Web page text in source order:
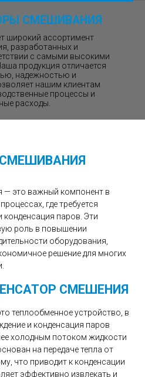
СМЕШИВАНИЯ
широкий ассортимент
разработанных и
с самыми высокими
продукция отличается
надежностью и
нашим клиентам
процессы и
расходы.
— это важный компонент в
где требуется
паров. Эти
роль в повышении
оборудования,
решение для многих
СМЕШЕНИЯ
теплообменное устройство, в
и конденсация паров
холодным потоком жидкости
на передаче тепла от
что приводит к конденсации
эффективно извлекать и